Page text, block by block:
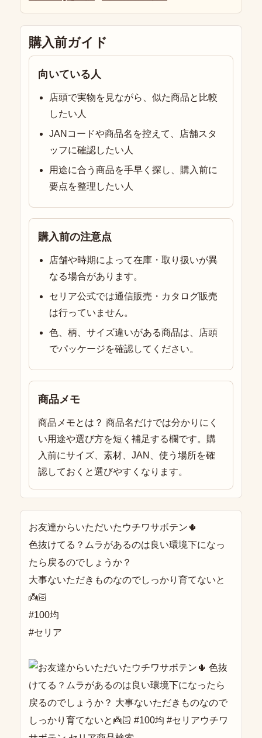
購入前ガイド
向いている人
店頭で実物を見ながら、似た商品と比較
したい人
JANコードや商品名を控えて、店舗スタ
ッフに確認したい人
用途に合う商品を手早く探し、購入前に
要点を整理したい人
購入前の注意点
店舗や時期によって在庫・取り扱いが異
なる場合があります。
セリア公式では通信販売・カタログ販売
は行っていません。
色、柄、サイズ違いがある商品は、店頭
でパッケージを確認してください。
商品メモ
商品メモとは？ 商品名だけでは分かりにく
い用途や選び方を短く補足する欄です。購
入前にサイズ、素材、JAN、使う場所を確
認しておくと選びやすくなります。
お友達からいただいたウチワサボテン🌵
色抜けてる？ムラがあるのは良い環境下になっ
たら戻るのでしょうか？
大事ないただきものなのでしっかり育てないと
👼🏻
#100均
#セリア